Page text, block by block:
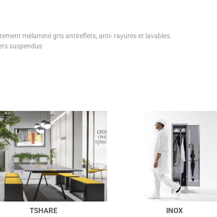
mélaminé gris antireflets, anti- rayures et lavables.
suspendus
INOX PRIMO MODULAR